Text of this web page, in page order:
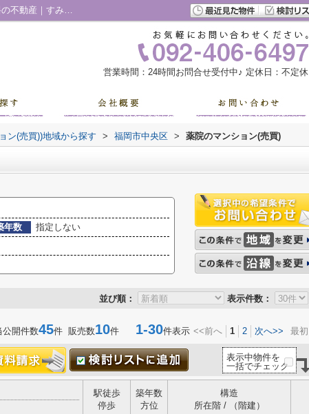
福岡市中央区薬院のマンション一覧｜【売買専門】福岡市南区にある仲介手数料無料の不動産｜すみれ不動産
営業時間：24時間お問合せ受付中♪ 定休日：不定休
ン(売買))地域から探す > 福岡市中央区 > 薬院のマンション(売買)
年数
指定しない
並び順： 表示件数：
公開件数45件 販売数10件 1-30件表示 <<前へ 1 2 次へ>> 最初
表示中物件を
一括でチェック
駅徒歩
停歩
築年数
方位
構造
所在階 / （階建）